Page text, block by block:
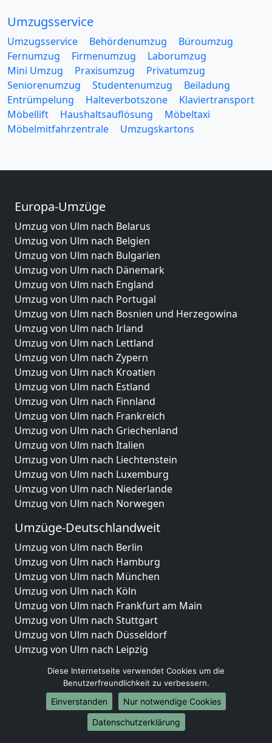
Umzugsservice
Umzugsservice Behördenumzug
Büroumzug
Fernumzug
Firmenumzug
Laborumzug
Mini Umzug
Praxisumzug
Privatumzug
Seniorenumzug
Studentenumzug
Beiladung
Entrümpelung
Halteverbotszone
Klaviertransport
Möbellift
Haushaltsauflösung
Möbeltaxi
Möbelmitfahrzentrale
Umzugskartons
Europa-Umzüge
Umzug von Ulm nach Belarus
Umzug von Ulm nach Belgien
Umzug von Ulm nach Bulgarien
Umzug von Ulm nach Dänemark
Umzug von Ulm nach England
Umzug von Ulm nach Portugal
Umzug von Ulm nach Bosnien und Herzegowina
Umzug von Ulm nach Irland
Umzug von Ulm nach Lettland
Umzug von Ulm nach Zypern
Umzug von Ulm nach Kroatien
Umzug von Ulm nach Estland
Umzug von Ulm nach Finnland
Umzug von Ulm nach Frankreich
Umzug von Ulm nach Griechenland
Umzug von Ulm nach Italien
Umzug von Ulm nach Liechtenstein
Umzug von Ulm nach Luxemburg
Umzug von Ulm nach Niederlande
Umzug von Ulm nach Norwegen
Umzüge-Deutschlandweit
Umzug von Ulm nach Berlin
Umzug von Ulm nach Hamburg
Umzug von Ulm nach München
Umzug von Ulm nach Köln
Umzug von Ulm nach Frankfurt am Main
Umzug von Ulm nach Stuttgart
Umzug von Ulm nach Düsseldorf
Umzug von Ulm nach Leipzig
Umzug von Ulm nach Essen
Umzug von Ulm nach Bremen
Umzug von Ulm nach Dresden
Umzug von Ulm nach Hannover
Diese Internetseite verwendet Cookies um die
Benutzerfreundlichkeit zu verbessern.
Einverstanden
Nur notwendige Cookies
Datenschutzerklärung